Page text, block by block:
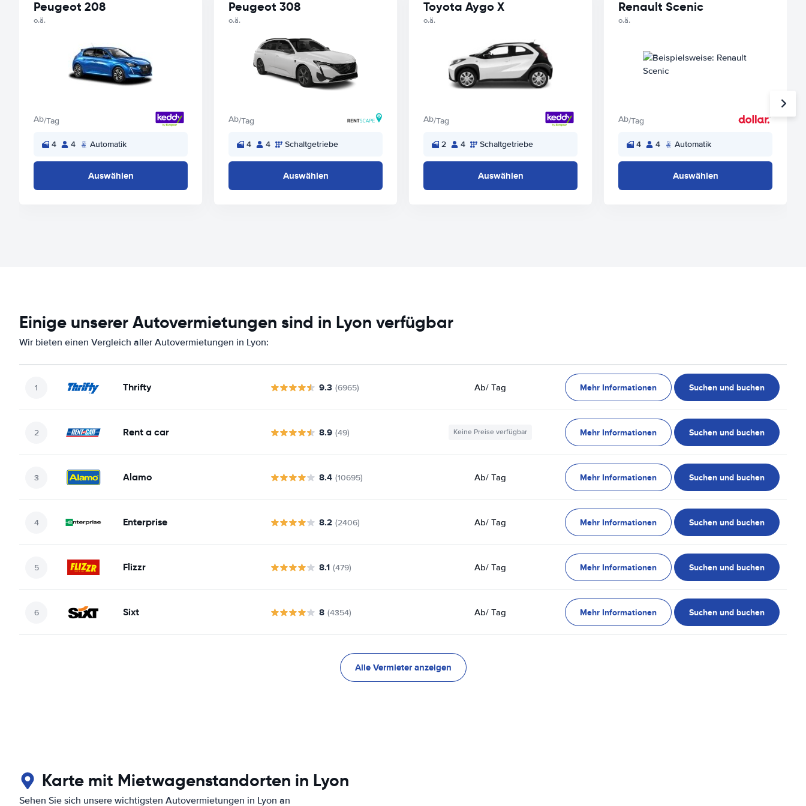
Peugeot 208
o.ä.
Ab/Tag
4 4 Automatik
Auswählen
Peugeot 308
o.ä.
Ab/Tag
4 4 Schaltgetriebe
Auswählen
Toyota Aygo X
o.ä.
Ab/Tag
2 4 Schaltgetriebe
Auswählen
Renault Scenic
o.ä.
Ab/Tag
4 4 Automatik
Auswählen
Einige unserer Autovermietungen sind in Lyon verfügbar
Wir bieten einen Vergleich aller Autovermietungen in Lyon:
Thrifty 9.3 (6965) Ab/ Tag Mehr Informationen Suchen und buchen
Rent a car 8.9 (49) Keine Preise verfügbar Mehr Informationen Suchen und buchen
Alamo 8.4 (10695) Ab/ Tag Mehr Informationen Suchen und buchen
Enterprise 8.2 (2406) Ab/ Tag Mehr Informationen Suchen und buchen
Flizzr 8.1 (479) Ab/ Tag Mehr Informationen Suchen und buchen
Sixt 8 (4354) Ab/ Tag Mehr Informationen Suchen und buchen
Alle Vermieter anzeigen
Karte mit Mietwagenstandorten in Lyon
Sehen Sie sich unsere wichtigsten Autovermietungen in Lyon an